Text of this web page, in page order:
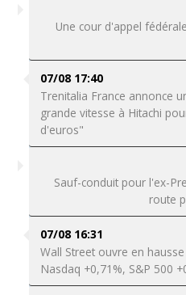
Une cour d'appel
07/08 17:40
Trenitalia France annonce
grande vitesse à Hitachi
d'euros"
Sauf-conduit pour l'ex-
route
07/08 16:31
Wall Street ouvre en
Nasdaq +0,71%, S&P 500